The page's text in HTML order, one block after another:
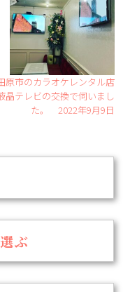
原市のカラオケレンタル店
晶テレビの交換で伺いまし
た。 2022年9月9日
ぶ